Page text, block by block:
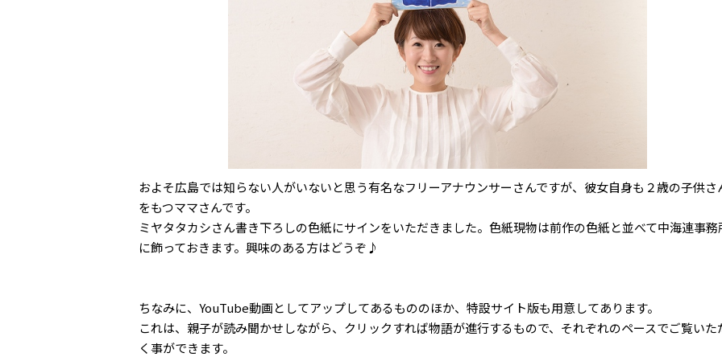
およそ広島では知らない人がいないと思う有名なフリーアナウンサーさんですが、彼女自身も２歳の子供さ
をもつママさんです。
ミヤタタカシさん書き下ろしの色紙にサインをいただきました。色紙現物は前作の色紙と並べて中海連事務
に飾っておきます。興味のある方はどうぞ♪
ちなみに、YouTube動画としてアップしてあるもののほか、特設サイト版も用意してあります。
これは、親子が読み聞かせしながら、クリックすれば物語が進行するもので、それぞれのペースでご覧いた
く事ができます。